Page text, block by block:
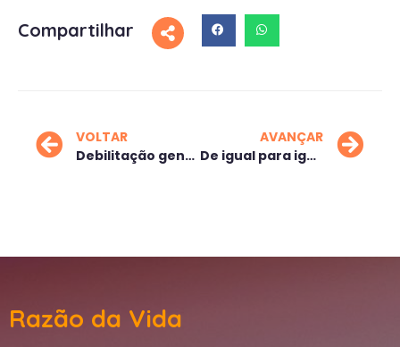
Compartilhar
VOLTAR
Debilitação generalizada
AVANÇAR
De igual para igual
Razão da Vida